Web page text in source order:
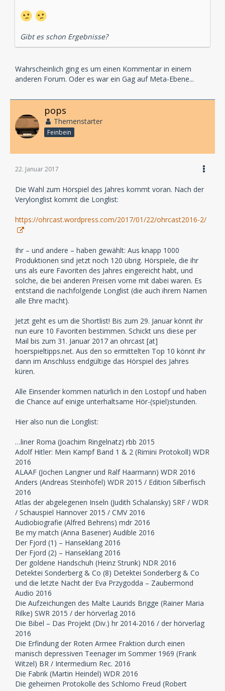
Gibt es schon Ergebnisse?
Wahrscheinlich ging es um einen Kommentar in einem
anderen Forum. Oder es war ein Gag auf Meta-Ebene...
pops
Themenstarter
Feinbein
22. Januar 2017
Die Wahl zum Hörspiel des Jahres kommt voran. Nach der
Verylonglist kommt die Longlist:
https://ohrcast.wordpress.com/2017/01/22/ohrcast2016-2/
Ihr – und andere – haben gewählt: Aus knapp 1000
Produktionen sind jetzt noch 120 übrig. Hörspiele, die ihr
uns als eure Favoriten des Jahres eingereicht habt, und
solche, die bei anderen Preisen vorne mit dabei waren. Es
entstand die nachfolgende Longlist (die auch ihrem Namen
alle Ehre macht).
Jetzt geht es um die Shortlist! Bis zum 29. Januar könnt ihr
nun eure 10 Favoriten bestimmen. Schickt uns diese per
Mail bis zum 31. Januar 2017 an ohrcast [at]
hoerspieltipps.net. Aus den so ermittelten Top 10 könnt ihr
dann im Anschluss endgültige das Hörspiel des Jahres
küren.
Alle Einsender kommen natürlich in den Lostopf und haben
die Chance auf einige unterhaltsame Hör-(spiel)stunden.
Hier also nun die Longlist:
…liner Roma (Joachim Ringelnatz) rbb 2015
Adolf Hitler: Mein Kampf Band 1 & 2 (Rimini Protokoll) WDR
2016
ALAAF (Jochen Langner und Ralf Haarmann) WDR 2016
Anders (Andreas Steinhöfel) WDR 2015 / Edition Silberfisch
2016
Atlas der abgelegenen Inseln (Judith Schalansky) SRF / WDR
/ Schauspiel Hannover 2015 / CMV 2016
Audiobiografie (Alfred Behrens) mdr 2016
Be my match (Anna Basener) Audible 2016
Der Fjord (1) – Hanseklang 2016
Der Fjord (2) – Hanseklang 2016
Der goldene Handschuh (Heinz Strunk) NDR 2016
Detektei Sonderberg & Co (8) Detektei Sonderberg & Co
und die letzte Nacht der Eva Przygodda – Zaubermond
Audio 2016
Die Aufzeichungen des Malte Laurids Brigge (Rainer Maria
Rilke) SWR 2015 / der hörverlag 2016
Die Bibel – Das Projekt (Div.) hr 2014-2016 / der hörverlag
2016
Die Erfindung der Roten Armee Fraktion durch einen
manisch depressiven Teenager im Sommer 1969 (Frank
Witzel) BR / Intermedium Rec. 2016
Die Fabrik (Martin Heindel) WDR 2016
Die geheimen Protokolle des Schlomo Freud (Robert